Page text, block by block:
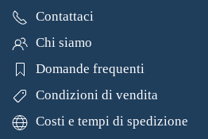
Contattaci
Chi siamo
Domande frequenti
Condizioni di vendita
Costi e tempi di spedizione